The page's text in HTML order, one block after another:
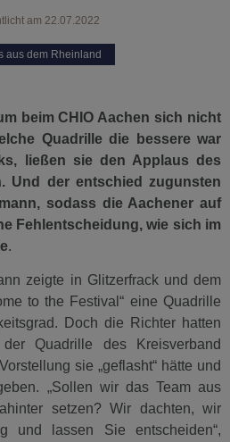
am 22.07.2022
aus dem Rheinland
beim CHIO Aachen sich nicht
Quadrille die bessere war
ließen sie den Applaus des
Und der entschied zugunsten
sodass die Aachener auf
Fehlentscheidung, wie sich im
.
zeigte in Glitzerfrack und dem
to the Festival“ eine Quadrille
Doch die Richter hatten
Quadrille des Kreisverband
sie „geflasht“ hätte und
„Sollen wir das Team aus
setzen? Wir dachten, wir
und lassen Sie entscheiden“,